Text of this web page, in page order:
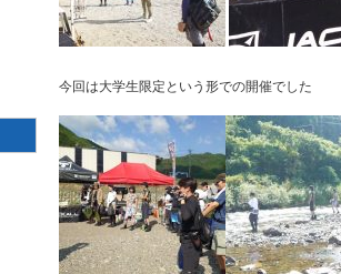
今回は大学生限定という形での開催でした